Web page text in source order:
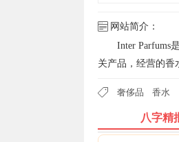
网站简介：
Inter Parfums
关产品，经营的香
奢侈品 香水
八字精